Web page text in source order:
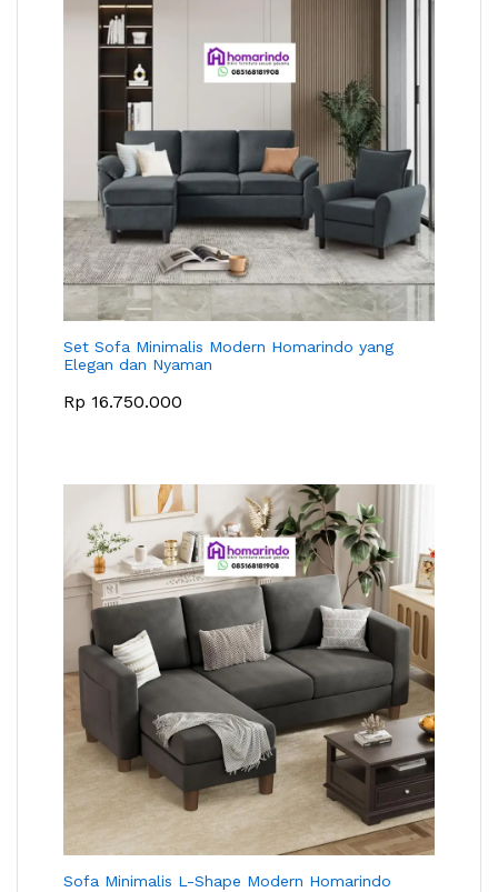
Set Sofa Minimalis Modern Homarindo yang
Elegan dan Nyaman
Rp 16.750.000
Sofa Minimalis L-Shape Modern Homarindo